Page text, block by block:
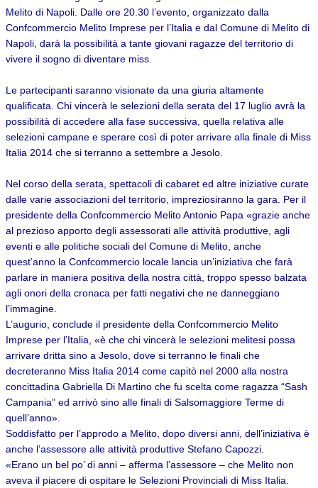
Melito di Napoli. Dalle ore 20.30 l’evento, organizzato dalla
Confcommercio Melito Imprese per l’Italia e dal Comune di Melito di
Napoli, darà la possibilità a tante giovani ragazze del territorio di
vivere il sogno di diventare miss.
Le partecipanti saranno visionate da una giuria altamente
qualificata. Chi vincerà le selezioni della serata del 17 luglio avrà la
possibilità di accedere alla fase successiva, quella relativa alle
selezioni campane e sperare così di poter arrivare alla finale di Miss
Italia 2014 che si terranno a settembre a Jesolo.
Nel corso della serata, spettacoli di cabaret ed altre iniziative curate
dalle varie associazioni del territorio, impreziosiranno la gara. Per il
presidente della Confcommercio Melito Antonio Papa «grazie anche
al prezioso apporto degli assessorati alle attività produttive, agli
eventi e alle politiche sociali del Comune di Melito, anche
quest’anno la Confcommercio locale lancia un’iniziativa che farà
parlare in maniera positiva della nostra città, troppo spesso balzata
agli onori della cronaca per fatti negativi che ne danneggiano
l’immagine.
L’augurio, conclude il presidente della Confcommercio Melito
Imprese per l’Italia, «è che chi vincerà le selezioni melitesi possa
arrivare dritta sino a Jesolo, dove si terranno le finali che
decreteranno Miss Italia 2014 come capitò nel 2000 alla nostra
concittadina Gabriella Di Martino che fu scelta come ragazza “Sash
Campania” ed arrivò sino alle finali di Salsomaggiore Terme di
quell’anno».
Soddisfatto per l’approdo a Melito, dopo diversi anni, dell’iniziativa è
anche l’assessore alle attività produttive Stefano Capozzi.
«Erano un bel po’ di anni – afferma l’assessore – che Melito non
aveva il piacere di ospitare le Selezioni Provinciali di Miss Italia.